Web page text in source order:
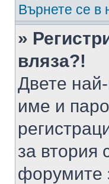
Върнете се в
»
вляза?!
Двете
име и
за втория
форумите